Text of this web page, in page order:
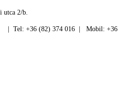
utca 2/b.
| Tel: +36 (82) 374 016 | Mobil: +36